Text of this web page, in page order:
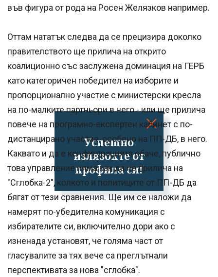
Успешно
излязохте от
профила си!
във фигура от рода на Росен Желязков например.
Оттам нататък следва да се прецизира доколко
правителството ще прилича на открито
коалиционно със заслужена доминация на ГЕРБ
като категоричен победител на изборите и
пропорционално участие с министерски кресла
на по-малките партньори в него - или ще прилича
повече на програмно-експертен кабинет с по-
дистанцирано участие, особено на ПП-ДБ, в него.
Каквато и да е конфигурацията обаче, публично
това управление няма как да не прилича на
"Сглобка-2", колкото и политиците от ПП-ДБ да
бягат от тези сравнения. Ще им се наложи да
намерят по-убедителна комуникация с
избирателите си, включително дори ако с
изненада установят, че голяма част от
гласувалите за тях вече са преглътнали
перспективата за нова "сглобка".